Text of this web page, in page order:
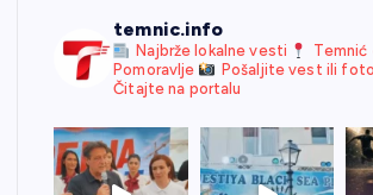
temnic.info
Najbrže lokalne vesti
Temnić
Pomoravlje
Pošaljite vest ili
Čitajte na portalu